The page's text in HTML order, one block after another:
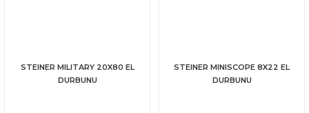
STEINER MILITARY 20X80 EL
DURBUNU
STEINER MINISCOPE 8X22 EL
DURBUNU